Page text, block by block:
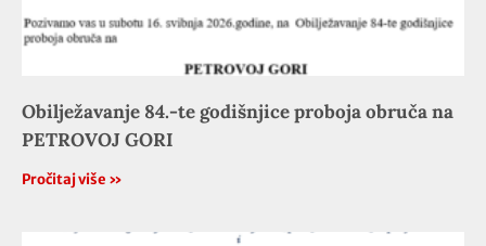
Obilježavanje 84.-te godišnjice proboja obruča na
PETROVOJ GORI
Pročitaj više »